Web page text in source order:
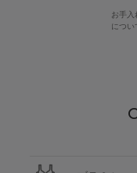
お手入
につい